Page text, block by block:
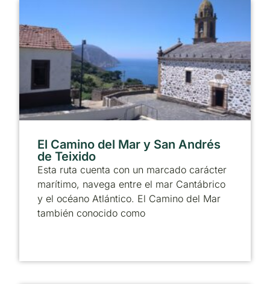
El Camino del Mar y San Andrés
de Teixido
Esta ruta cuenta con un marcado carácter
marítimo, navega entre el mar Cantábrico
y el océano Atlántico. El Camino del Mar
también conocido como